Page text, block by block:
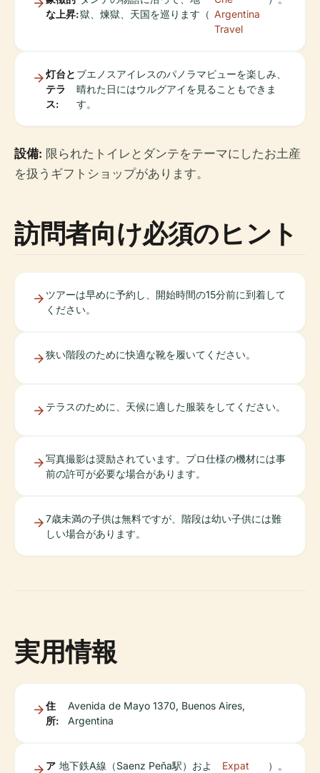
な上昇:獄、煉獄、天国を巡ります（ Argentina
Travel
灯台と
テラ
ス:
ブエノスアイレスのパノラマビューを楽しみ、
晴れた日にはウルグアイを見ることもできま
す。
設備: 限られたトイレとダンテをテーマにしたお土産
を扱うギフトショップがあります。
訪問者向け必須のヒント
ツアーは早めに予約し、開始時間の15分前に到着して
ください。
狭い階段のために快適な靴を履いてください。
テラスのために、天候に適した服装をしてください。
写真撮影は奨励されています。プロ仕様の機材には事
前の許可が必要な場合があります。
7歳未満の子供は無料ですが、階段は幼い子供には難
しい場合があります。
実用情報
住
所:
Avenida de Mayo 1370, Buenos Aires,
Argentina
ア 地下鉄A線（Saenz Peña駅）およ
Expat
）。